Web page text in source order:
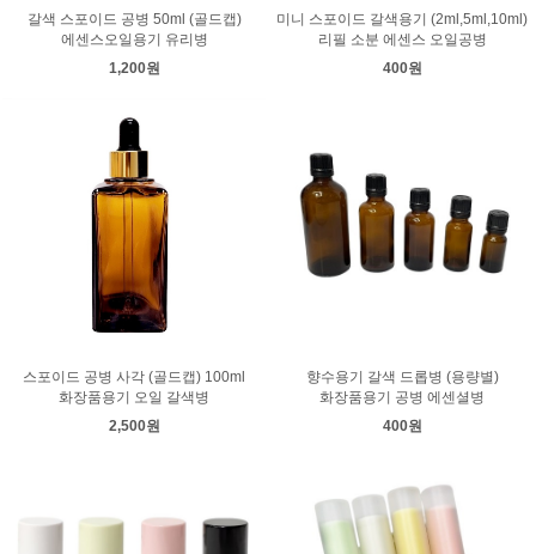
갈색 스포이드 공병 50ml (골드캡)
에센스오일용기 유리병
1,200원
미니 스포이드 갈색용기 (2ml,5ml,10ml)
리필 소분 에센스 오일공병
400원
스포이드 공병 사각 (골드캡) 100ml
화장품용기 오일 갈색병
2,500원
향수용기 갈색 드롭병 (용량별)
화장품용기 공병 에센셜병
400원